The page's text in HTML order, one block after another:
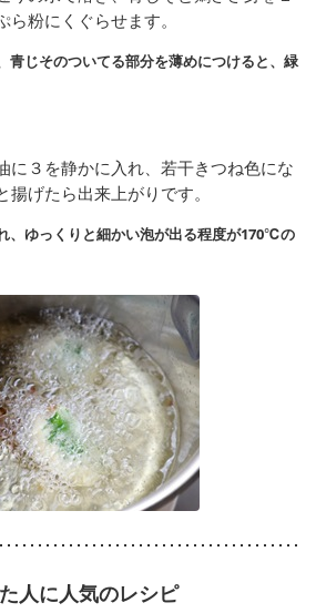
粉にくぐらせます。
青じそのついてる部分を薄めにつけると、緑
３を静かに入れ、若干きつね色にな
揚げたら出来上がりです。
、ゆっくりと細かい泡が出る程度が170℃の
人に人気のレシピ